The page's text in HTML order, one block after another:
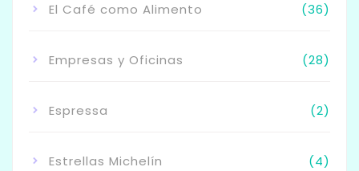
El Café como Alimento (36)
Empresas y Oficinas (28)
Espressa (2)
Estrellas Michelín (4)